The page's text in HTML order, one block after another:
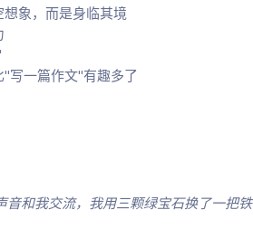
象，而是身临其境
一篇作文"有趣多了
和我交流，我用三颗绿宝石换了一把铁